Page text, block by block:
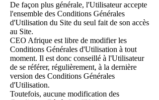
De façon plus générale, l'Utilisateur accepte
l'ensemble des Conditions Générales
d'Utilisation du Site du seul fait de son accès
au Site.
CEO Afrique est libre de modifier les
Conditions Générales d'Utilisation à tout
moment. Il est donc conseillé à l'Utilisateur
de se référer, régulièrement, à la dernière
version des Conditions Générales
d'Utilisation.
Toutefois, aucune modification des